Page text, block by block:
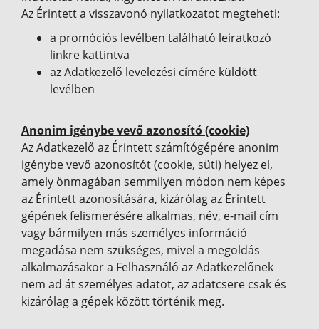
Az Érintett a visszavonó nyilatkozatot megteheti:
a promóciós levélben található leiratkozó
linkre kattintva
az Adatkezelő levelezési címére küldött
levélben
Anonim igénybe vevő azonosító (cookie)
Az Adatkezelő az Érintett számítógépére anonim
igénybe vevő azonosítót (cookie, süti) helyez el,
amely önmagában semmilyen módon nem képes
az Érintett azonosítására, kizárólag az Érintett
gépének felismerésére alkalmas, név, e-mail cím
vagy bármilyen más személyes információ
megadása nem szükséges, mivel a megoldás
alkalmazásakor a Felhasználó az Adatkezelőnek
nem ad át személyes adatot, az adatcsere csak és
kizárólag a gépek között történik meg.